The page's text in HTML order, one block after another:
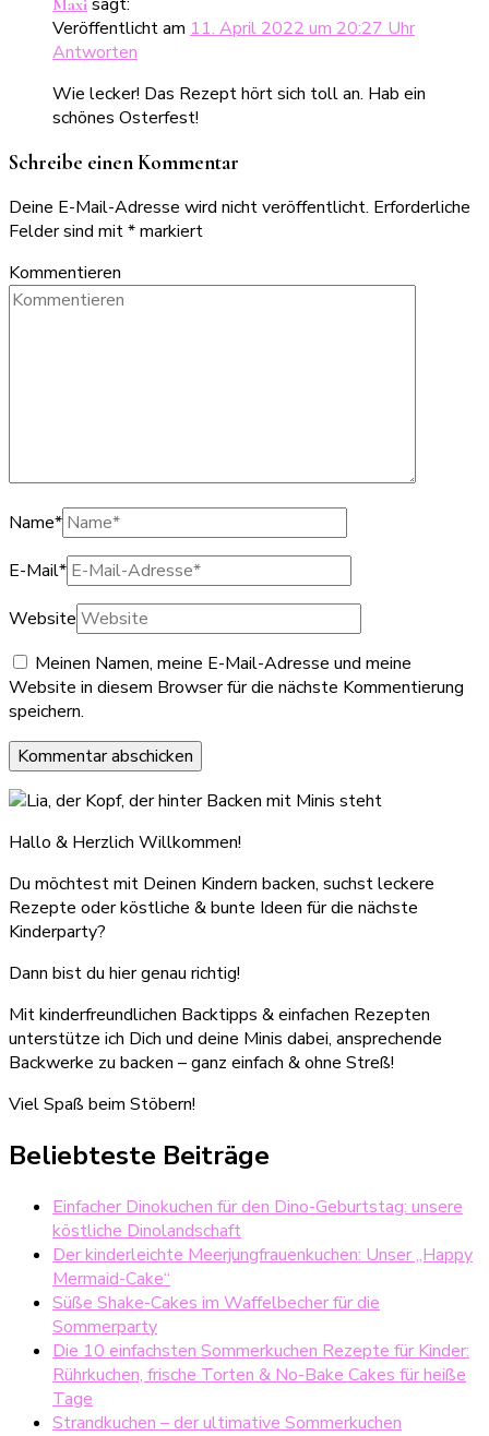
Maxi
Veröffentlicht am 11. April 2022 um 20:27 Uhr
Antworten
Wie lecker! Das Rezept hört sich toll an. Hab ein
schönes Osterfest!
Schreibe einen Kommentar
Deine E-Mail-Adresse wird nicht veröffentlicht. Erforderliche
Felder sind mit*markiert
Kommentieren
Name*
E-Mail*
Website
Meinen Namen, meine E-Mail-Adresse und meine
Website in diesem Browser für die nächste Kommentierung
speichern.
Hallo & Herzlich Willkommen!
Du möchtest mit Deinen Kindern backen, suchst leckere
Rezepte oder köstliche & bunte Ideen für die nächste
Kinderparty?
Dann bist du hier genau richtig!
Mit kinderfreundlichen Backtipps & einfachen Rezepten
unterstütze ich Dich und deine Minis dabei, ansprechende
Backwerke zu backen – ganz einfach & ohne Streß!
Viel Spaß beim Stöbern!
Beliebteste Beiträge
Einfacher Dinokuchen für den Dino-Geburtstag: unsere
köstliche Dinolandschaft
Der kinderleichte Meerjungfrauenkuchen: Unser „Happy
Mermaid-Cake“
Süße Shake-Cakes im Waffelbecher für die
Sommerparty
Die 10 einfachsten Sommerkuchen Rezepte für Kinder:
Rührkuchen, frische Torten & No-Bake Cakes für heiße
Tage
Strandkuchen – der ultimative Sommerkuchen